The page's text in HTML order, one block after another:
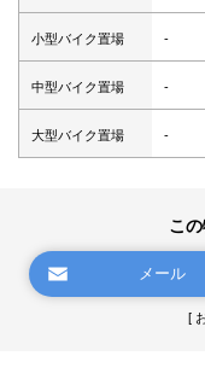
小型バイク置場 -
中型バイク置場 -
大型バイク置場 -
こ
メール
[